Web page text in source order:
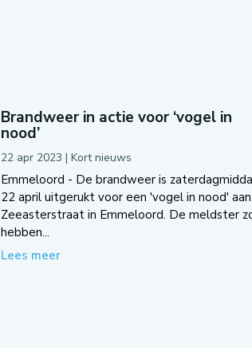
Brandweer in actie voor ‘vogel in
nood’
22 apr 2023 | Kort nieuws
Emmeloord - De brandweer is
22 april uitgerukt voor een 'vogel in nood'
Zeeasterstraat in Emmeloord. De meldster
hebben...
Lees meer